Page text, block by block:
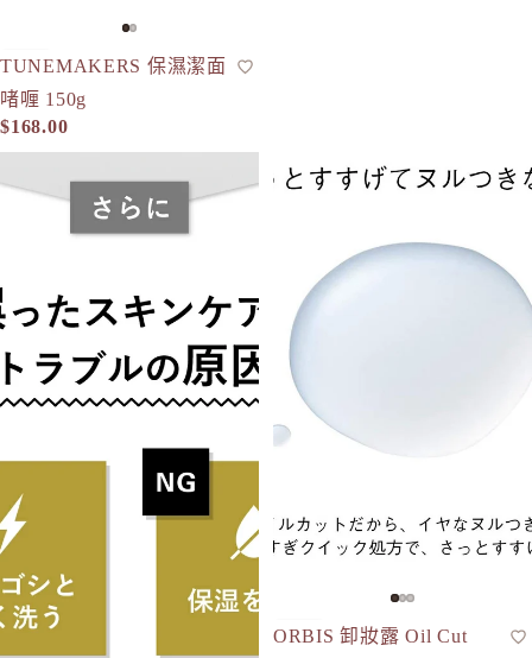
潔面液
人氣
現貨
TUNEMAKERS 保濕潔面
啫喱 150g
$168.00
BULK HOMME 洗面乳 The Face Wash 100g
ORBIS 卸妝露 Oil Cut
卸妝水
人氣
ORBIS 卸妝露 Oil Cut